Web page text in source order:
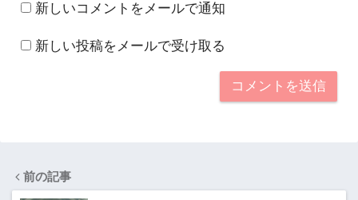
新しいコメントをメールで通知
新しい投稿をメールで受け取る
前の記事